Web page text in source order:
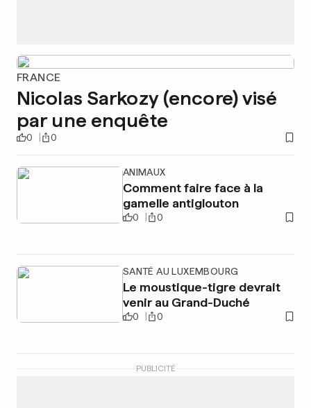
FRANCE
Nicolas Sarkozy (encore) visé
par une enquête
0 0
ANIMAUX
Comment faire face à la
gamelle antiglouton
0 0
SANTÉ AU LUXEMBOURG
Le moustique-tigre devrait
venir au Grand-Duché
0 0
PUBLICITÉ